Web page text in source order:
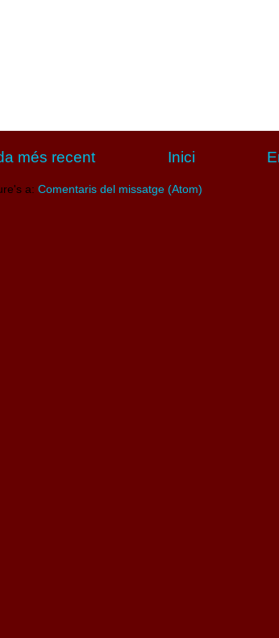
més recent Inici
a: Comentaris del missatge (Atom)